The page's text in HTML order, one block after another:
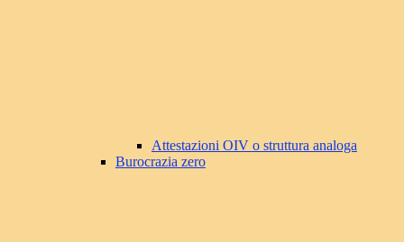
Attestazioni OIV o struttura analoga
Burocrazia zero